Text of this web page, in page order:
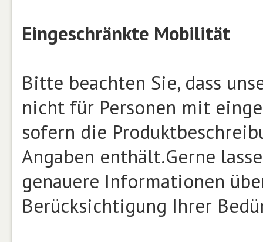
Eingeschränkte Mobilität
Bitte beachten Sie, dass
nicht für Personen mit
sofern die
Angaben enthält.Gerne
genauere Informationen
Berücksichtigung Ihrer